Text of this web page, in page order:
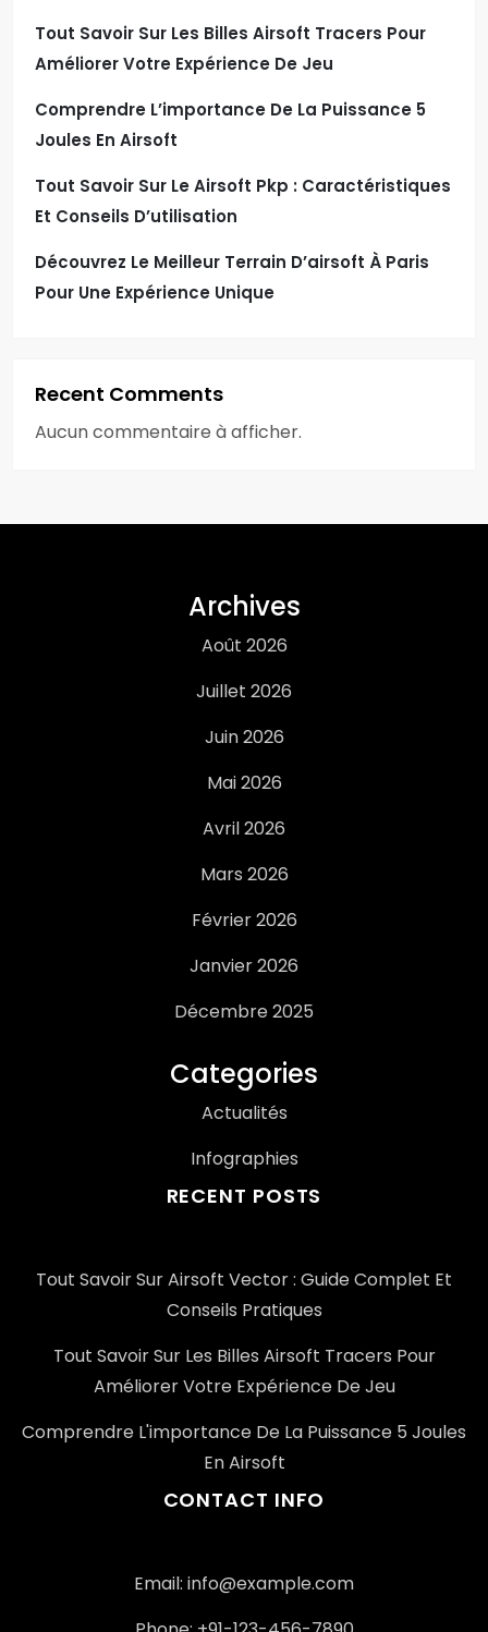
Tout Savoir Sur Les Billes Airsoft Tracers Pour
Améliorer Votre Expérience De Jeu
Comprendre L’importance De La Puissance 5
Joules En Airsoft
Tout Savoir Sur Le Airsoft Pkp : Caractéristiques
Et Conseils D’utilisation
Découvrez Le Meilleur Terrain D’airsoft À Paris
Pour Une Expérience Unique
Recent Comments
Aucun commentaire à afficher.
Archives
Août 2026
Juillet 2026
Juin 2026
Mai 2026
Avril 2026
Mars 2026
Février 2026
Janvier 2026
Décembre 2025
Categories
Actualités
Infographies
RECENT POSTS
Tout Savoir Sur Airsoft Vector : Guide Complet Et
Conseils Pratiques
Tout Savoir Sur Les Billes Airsoft Tracers Pour
Améliorer Votre Expérience De Jeu
Comprendre L'importance De La Puissance 5 Joules
En Airsoft
CONTACT INFO
Email: info@example.com